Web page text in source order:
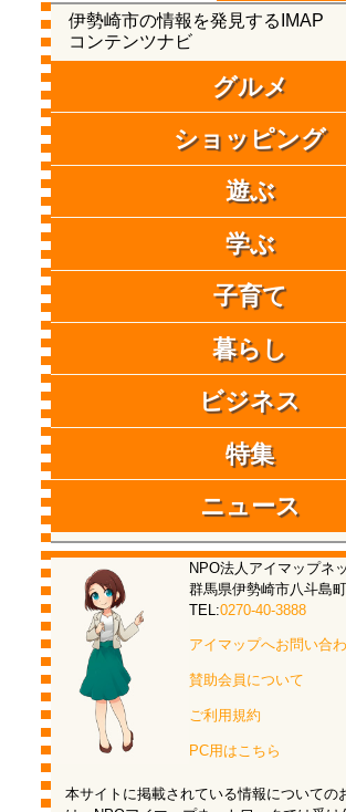
伊勢崎市の情報を発見するIMAP
コンテンツナビ
グルメ
ショッピング
遊ぶ
学ぶ
子育て
暮らし
ビジネス
特集
ニュース
NPO法人アイマップネ
群馬県伊勢崎市八斗島
TEL:0270-40-3888
アイマップへお問い合
賛助会員について
ご利用規約
PC用はこちら
本サイトに掲載されている情報についての